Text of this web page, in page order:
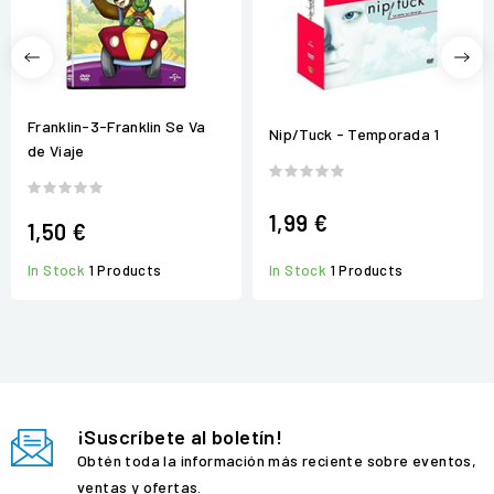
Franklin-3-Franklin Se Va
de Viaje
1,50 €
In Stock 1 Products
Nip/Tuck - Temporada 1
1,99 €
In Stock 1 Products
¡Suscríbete al boletín!
Obtén toda la información más reciente sobre eventos,
ventas y ofertas.